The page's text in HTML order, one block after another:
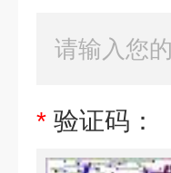
* 验证码：